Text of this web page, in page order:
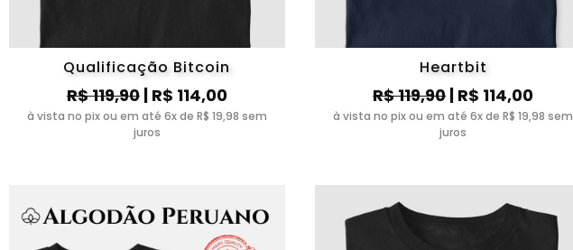
Qualificação Bitcoin
R$ 119,90| R$ 114,00
à vista no pix ou em até 6x de R$ 19,98 sem
juros
Heartbit
R$ 119,90| R$ 114,00
à vista no pix ou em até 6x de R$ 19,98 sem
juros